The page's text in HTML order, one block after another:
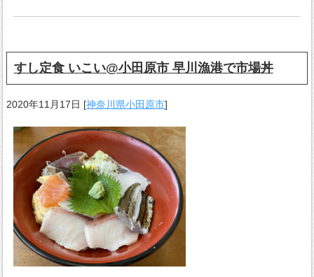
すし定食 いこい@小田原市 早川漁港で市場丼
2020年11月17日 [神奈川県小田原市]